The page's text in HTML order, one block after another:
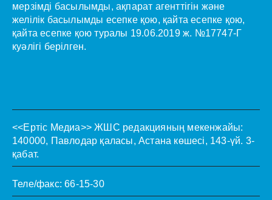
мерзімді басылымды, ақпарат агенттігін және
желілік басылымды есепке қою, қайта есепке қою,
қайта есепке қою туралы 19.06.2019 ж. №17747-Г
куәлігі берілген.
<<Ертіс Медиа>> ЖШС редакцияның мекенжайы:
140000, Павлодар қаласы, Астана көшесі, 143-үй. 3-
қабат.
Теле/факс: 66-15-30